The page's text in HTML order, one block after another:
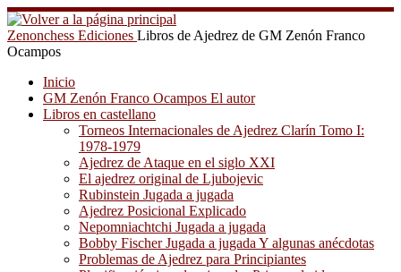
Saltar
al
contenido
Zenonchess Ediciones Libros de Ajedrez de GM Zenón Franco
Ocampos
Inicio
GM Zenón Franco Ocampos El autor
Libros en castellano
Torneos Internacionales de Ajedrez Clarín Tomo I:
1978-1979
Ajedrez de Ataque en el siglo XXI
El ajedrez original de Ljubojevic
Rubinstein Jugada a jugada
Ajedrez Posicional Explicado
Nepomniachtchi Jugada a jugada
Bobby Fischer Jugada a jugada Y algunas anécdotas
Problemas de Ajedrez para Principiantes